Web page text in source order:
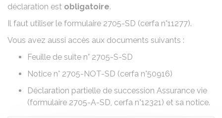
déclaration est obligatoire.
Il faut utiliser le formulaire 2705-SD (cerfa n°11277).
Vous avez aussi accès aux documents suivants :
Feuille de suite n° 2705-S-SD
Notice n° 2705-NOT-SD (cerfa n°50916)
Déclaration partielle de succession Assurance vie
(formulaire 2705-A-SD, cerfa n°12321) et sa notice.